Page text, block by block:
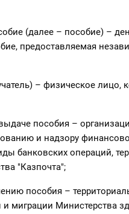
(далее – пособие) –
предоставляемая
– физическое лицо,
пособия –
и надзору
банковских операций,
"Казпочта";
пособия –
миграции Министерства